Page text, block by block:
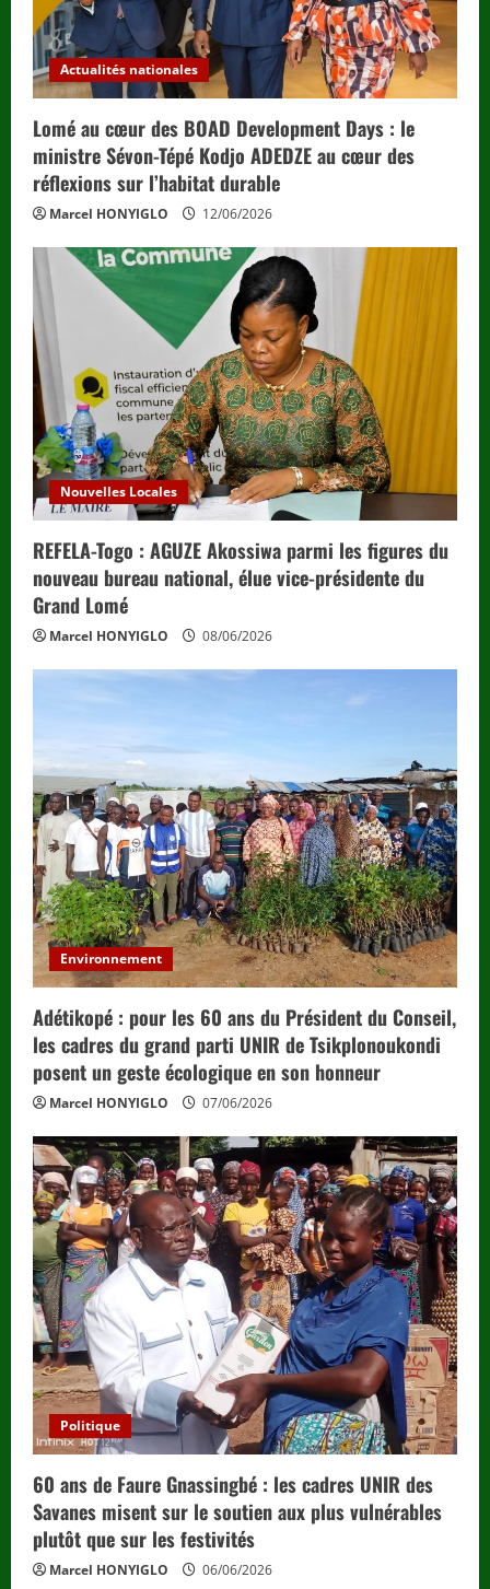
Actualités nationales
Lomé au cœur des BOAD Development Days : le
ministre Sévon-Tépé Kodjo ADEDZE au cœur des
réflexions sur l’habitat durable
Marcel HONYIGLO 12/06/2026
Nouvelles Locales
REFELA-Togo : AGUZE Akossiwa parmi les figures du
nouveau bureau national, élue vice-présidente du
Grand Lomé
Marcel HONYIGLO 08/06/2026
Environnement
Adétikopé : pour les 60 ans du Président du Conseil,
les cadres du grand parti UNIR de Tsikplonoukondi
posent un geste écologique en son honneur
Marcel HONYIGLO 07/06/2026
Politique
60 ans de Faure Gnassingbé : les cadres UNIR des
Savanes misent sur le soutien aux plus vulnérables
plutôt que sur les festivités
Marcel HONYIGLO 06/06/2026